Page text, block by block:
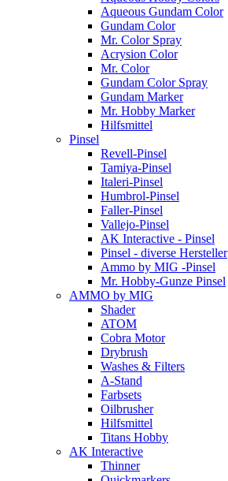
Aqueous Gundam Color
Gundam Color
Mr. Color Spray
Acrysion Color
Mr. Color
Gundam Color Spray
Gundam Marker
Mr. Hobby Marker
Hilfsmittel
Pinsel
Revell-Pinsel
Tamiya-Pinsel
Italeri-Pinsel
Humbrol-Pinsel
Faller-Pinsel
Vallejo-Pinsel
AK Interactive - Pinsel
Pinsel - diverse Hersteller
Ammo by MIG -Pinsel
Mr. Hobby-Gunze Pinsel
AMMO by MIG
Shader
ATOM
Cobra Motor
Drybrush
Washes & Filters
A-Stand
Farbsets
Oilbrusher
Hilfsmittel
Titans Hobby
AK Interactive
Thinner